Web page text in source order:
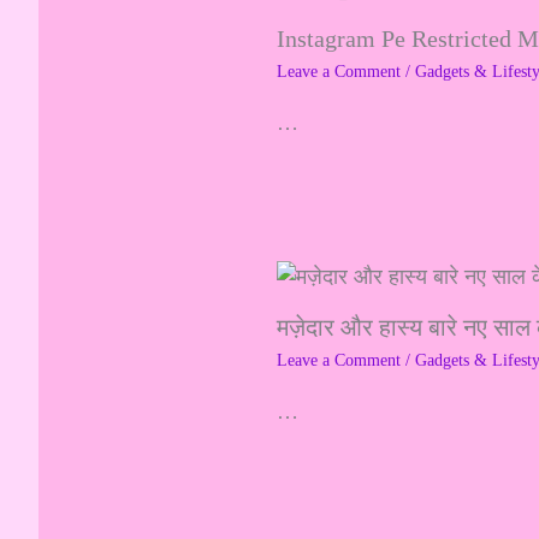
Instagram Pe Restricted
Leave a Comment / Gadgets &
…
मज़ेदार और हास्य बारे नए
Leave a Comment / Gadgets &
…